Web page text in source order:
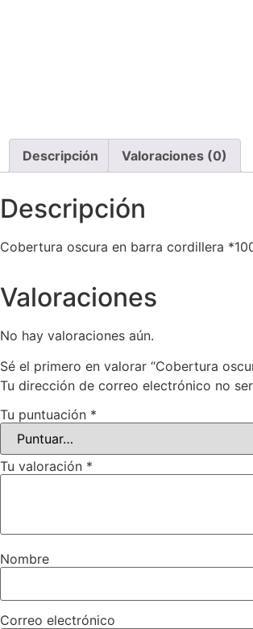
Descripción Valoraciones (0)
Descripción
Cobertura oscura en barra cordillera
Valoraciones
No hay valoraciones aún.
Sé el primero en valorar “Cobertura
Tu dirección de correo electrónico no
Tu puntuación *
Tu valoración *
Nombre
Correo electrónico